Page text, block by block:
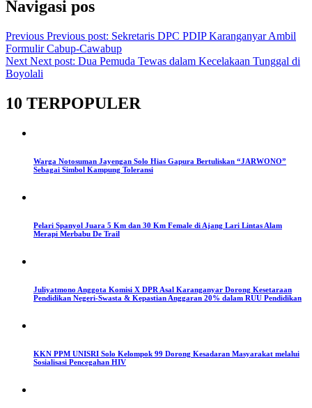
Navigasi pos
Previous Previous post: Sekretaris DPC PDIP Karanganyar Ambil
Formulir Cabup-Cawabup
Next Next post: Dua Pemuda Tewas dalam Kecelakaan Tunggal di
Boyolali
10 TERPOPULER
Warga Notosuman Jayengan Solo Hias Gapura Bertuliskan “JARWONO”
Sebagai Simbol Kampung Toleransi
Pelari Spanyol Juara 5 Km dan 30 Km Female di Ajang Lari Lintas Alam
Merapi Merbabu De Trail
Juliyatmono Anggota Komisi X DPR Asal Karanganyar Dorong Kesetaraan
Pendidikan Negeri-Swasta & Kepastian Anggaran 20% dalam RUU Pendidikan
KKN PPM UNISRI Solo Kelompok 99 Dorong Kesadaran Masyarakat melalui
Sosialisasi Pencegahan HIV